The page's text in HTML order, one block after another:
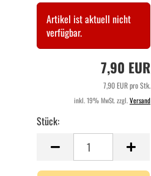
Artikel ist aktuell nicht
verfügbar.
7,90 EUR
7,90 EUR pro Stk.
inkl. 19% MwSt. zzgl.Versand
Stück:
Stück